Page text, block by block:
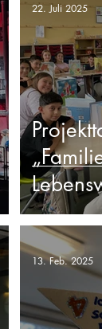
22. Juli 2025
13. Feb. 2025